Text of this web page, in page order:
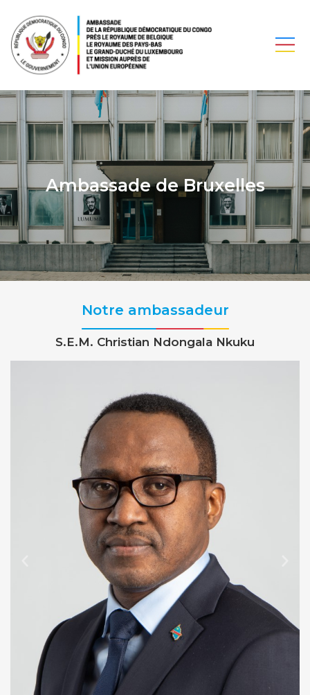
Ambassade de Bruxelles
Notre ambassadeur
S.E.M. Christian Ndongala Nkuku